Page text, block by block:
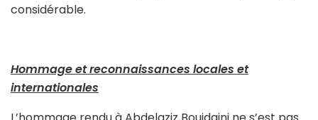
considérable.
Hommage et reconnaissances locales et
internationales